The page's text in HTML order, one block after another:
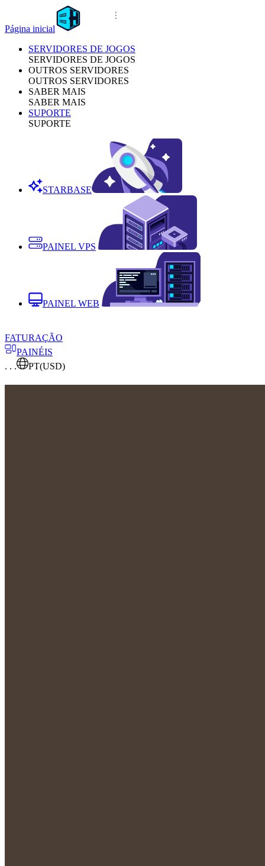
Página inicial
SERVIDORES DE JOGOS
SERVIDORES DE JOGOS
OUTROS SERVIDORES
OUTROS SERVIDORES
SABER MAIS
SABER MAIS
SUPORTE
SUPORTE
STARBASE
PAINEL VPS
PAINEL WEB
FATURAÇÃO
PAINÉIS
. . .
PT(USD)